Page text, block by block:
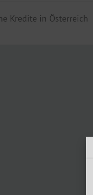
Kredite in Österreich